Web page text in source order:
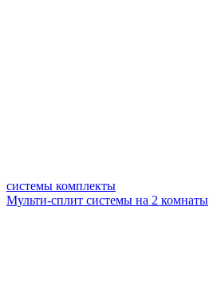
системы комплекты
Мульти-сплит системы на 2 комнаты